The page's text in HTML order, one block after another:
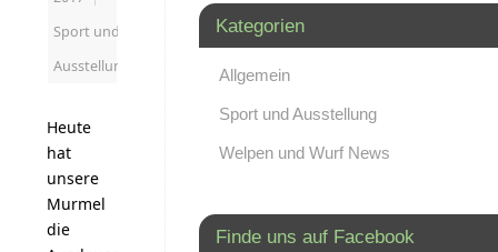
Sport und
Ausstellung
Heute
hat
unsere
Murmel
die
Kategorien
Allgemein
Sport und Ausstellung
Welpen und Wurf News
Finde uns auf Facebook